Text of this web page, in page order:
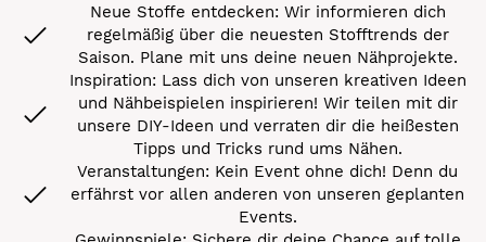
Neue Stoffe entdecken: Wir informieren dich
regelmäßig über die neuesten Stofftrends der
Saison. Plane mit uns deine neuen Nähprojekte.
Inspiration: Lass dich von unseren kreativen Ideen
und Nähbeispielen inspirieren! Wir teilen mit dir
unsere DIY-Ideen und verraten dir die heißesten
Tipps und Tricks rund ums Nähen.
Veranstaltungen: Kein Event ohne dich! Denn du
erfährst vor allen anderen von unseren geplanten
Events.